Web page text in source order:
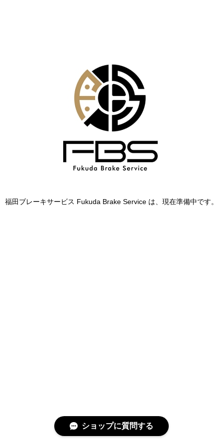
福田ブレーキサービス Fukuda Brake Service は、現在準備中です。
ショップに質問する